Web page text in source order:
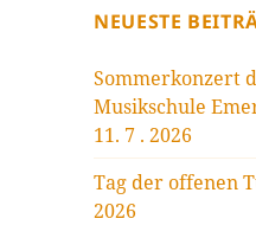
NEUESTE
Sommerkonzert
Musikschule
11. 7 . 2026
Tag der offenen
2026